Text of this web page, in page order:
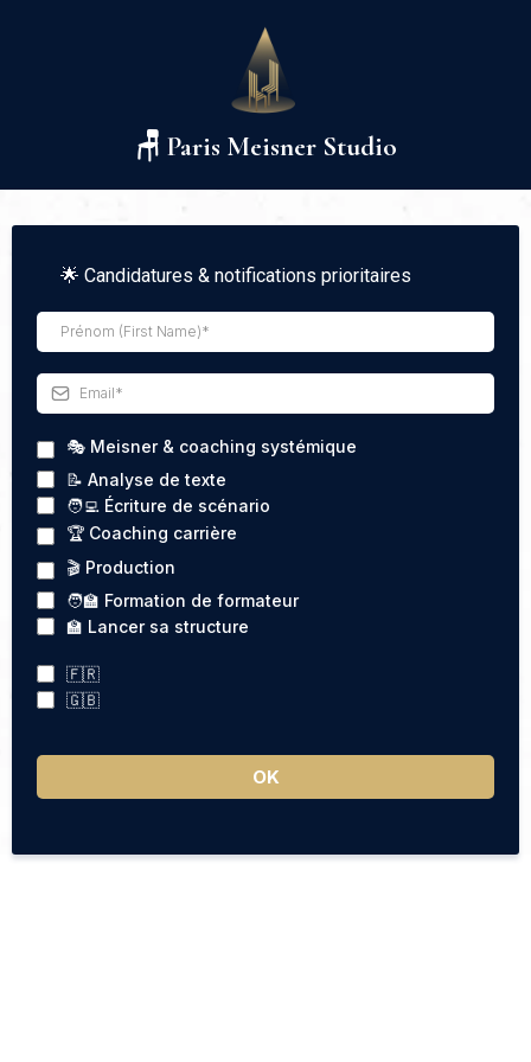
🪑 Paris Meisner Studio
🌟 Candidatures & notifications prioritaires
🎭 Meisner & coaching systémique
📝 Analyse de texte
🧑‍💻 Écriture de scénario
🏆 Coaching carrière
🎬 Production
🧑‍🏫 Formation de formateur
🏫 Lancer sa structure
🇫🇷
🇬🇧
OK